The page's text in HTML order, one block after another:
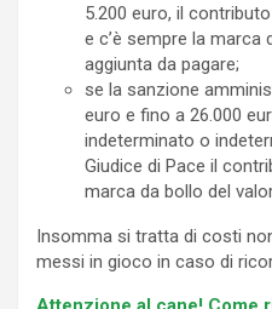
5.200 euro, il
e c’è sempre la marca
aggiunta da pagare;
se la sanzione
euro e fino a 26.000
indeterminato o
Giudice di Pace il
marca da bollo del
Insomma si tratta di costi
messi in gioco in caso di